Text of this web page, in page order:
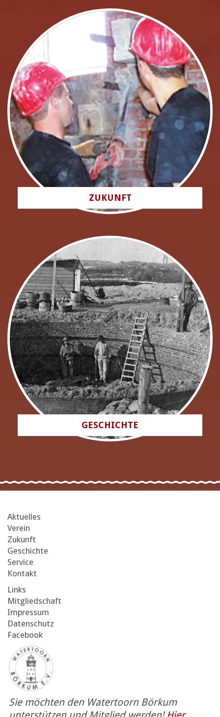
ZUKUNFT
GESCHICHTE
Aktuelles
Verein
Zukunft
Geschichte
Service
Kontakt
Links
Mitgliedschaft
Impressum
Datenschutz
Facebook
Sie möchten den Watertoorn Börkum